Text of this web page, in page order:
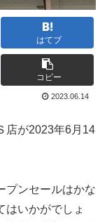
はてブ
コピー
2023.06.14
店が2023年6月14
プンセールはかな
はいかがでしょ